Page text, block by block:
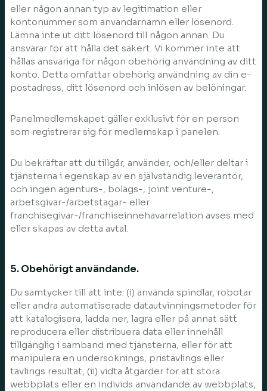
eller någon annan typ av legitimation eller
kontonummer som användarnamn eller lösenord.
Lämna inte ut ditt lösenord till någon annan. Du
ansvarar för att hålla det säkert. Vi kommer inte att
hållas ansvariga för någon obehörig användning av ditt
konto. Detta omfattar obehörig användning av din e-
postadress, ditt lösenord och inlösen av belöningar.
Panelmedlemskapet gäller exklusivt för en person
som registrerar sig för medlemskap i panelen.
Du bekräftar att du tillgår, använder, och/eller deltar i
tjänsterna i egenskap av en självständig leverantör,
och ingen agenturs-, bolags-, joint venture-,
arbetsgivar-/arbetstagar- eller
franchisegivar-/franchiseinnehavarrelation avses med
eller skapas av detta avtal.
5. Obehörigt användande.
Du samtycker till att inte: (i) använda spindlar, robotar
eller andra automatiserade datautvinningsmetoder för
att katalogisera, ladda ner, lagra eller på annat sätt
reproducera eller distribuera data eller innehåll
tillgänglig i samband med tjänsterna, eller för att
manipulera en undersöknings, pristävlings eller
tävlings resultat, (ii) vidta åtgärder för att störa
webbplats eller en individs användande av webbplats,